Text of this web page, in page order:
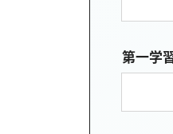
第一学